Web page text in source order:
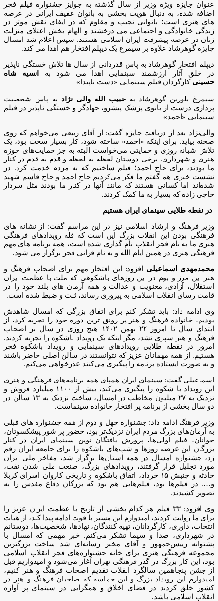
عنوان جایزه ویژه وزیر از سال گذشته به جوایز جشنواره فیلم فجر
اضافه شده، به دنبال هویت بخشی به بانوان عفیف ایرانی در عرصه
های هنری است؛ بانوانی نجیب و مقاوم که در ایفای نقش موثر در
زندگی خانوادگی و اجتماعی می درخشند و الهام بخش اعتلای منزلت
زنان در عرصه پیشرفت ایران اسلامی هستند. سپس اعلام شد امسال
جایزه گوهرشاد علاوه بر سیمرغ یک دیپلم افتخار هم اهدا می کند.
دیپلم افتخار گوهرشاد به پاس قدردانی از سال ها تلاش خستگی ناپذیر
در خلق آثار ارزشمند سینمایی اهدا می شود به
انسیه شاه
حسینیکارگردان فیلم سینمایی «دست ناپیدا»
سیمرغ بلورین گوهرشاد بهحبیب الله والی نژاد به پاس شخصیت
پردازی درست از بانوی پزشک پیشرو، جهادگر و خستگی ناپذیر در فیلم
سینمایی «احمد»
والی‌نژاد بعد از دریافت جایزه گفت: از آقای ربیعی می‌خواهم که روی
صحنه بیاید. برای اینکه «احمد» ساخته شود، کار بسیار سخت بود، یک
تلاش شبانه روزی و حمایتی می‌خواست البته به جز حمایت‌های حوزه
هنری و شهرداری. برخی دوستان لحظه به لحظه و قدم به قدم در کنار
ما بودند، برای حاج احمد؛ فیلم ساختیم که به مردم خدمت کرد. در
نشست خبری هم گفتم ما فکر می‌کردیم حاج احمد و حاج قاسم شهید
شده‌اند اما کسانی هستند که مانند آنها در کنار ما بودند مثل سردار
حاجی زاده که بسیار به ما کمک کردند.
در نقطه طلایی سینمای ایران هستیم
وزیر فرهنگ و ارشاد اسلامی نیز در این مراسم گفت: از نشانه های
فرهنگی بودن این انقلاب بزرگ این است که قله رویدادهای فرهنگی
هنری ما به نام فجر انقلاب نام گذاری شده است، همه برنامه های مهم
فرهنگی هنری در همین ایام الله و به نام قرانی فجر برگزار می شود.
محمدمهدی اسماعیلی افزود: این افتخار مهم برای اصحاب فرهنگ و
هنر این مرز و بوم در این روزهای باشکوهی که ملت با عظمت ایران
استقلال، آزادی، معنویت و عدالت و همه آرمان های بلند خود را در
قامت رسای انقلاب اسلامی به پیروزی رساند، ثبت و ضبط شده است.
وی ادامه داد: باید تشکر کنم برای اتفاق بزرگی که امسال شاهدش
بودیم، خانواده فرهنگ و هنر پر رونق ترین دوره خود را تجربه کرد، از
ابتدای سال تا امروز ۲۲ بهمن ۱۴۰۲ هیچ روزی در سال بر اصحاب
فرهنگ و هنر سپری نشد، مگر اینکه یک رویداد باشکوه را تجربه کردند.
امروز در نقطه طلایی رویدادهای سینمایی و رویداد باشکوه فجر
هستیم. از همه مهمانان عزیز که نتوانستند در سالن اصلی حاضر باشند
و به صورت ایستاده برنامه را پیگیری می‌کنند عذرخواهی می‌کنم.
اسماعیلی گفت: سینمای ایران همپای همه برنامه‌های فرهنگی و هنری
این رویداد با شکوه را پیگیری می‌کند، بیش از ۱۱۰۰ میلیارد فروش و
نزدیک به ۲۷ میلیون مخاطب در امسال، ساخت نزدیک به ۱۳ سالن در
دو سال بخشی از برنامه پر افتخار خانواده سینماست.
وزیر فرهنگ ادامه داد: جشنواره چهل و دوم از همه جشنواره های قبلی
به آرمان‌های بزرگ مردم ایران نزدیک‌تر بود، حضور پر شور پیشکسوتان،
جوانان، فیلم اولی‌ها، پرورش یافتگان نوین سینمای ایران در کنار
بزرگان این عرصه روزها و شب‌های باشکوه را برای جامعه ایران رقم
زد، جشنواره امسال در همه استان‌ها برگزار شد، مفاخر ملی ایران
مورد تجلیل قرار گرفتند، رویدادهای بزرگ، صنعت ملی شدن نفت،
حادثه و جنبش ۱۵ خرداد، اتفاق باشکوه و تاریخی کاروان اسرای کربلا
و…. در فیلم‌ها بود، فیلم‌هایی هم بود که بزرگان دفاع مقدس را به
تصویر کشیدند.
وی افزود: ۳۳ فیلم هر کدام بخشی از تاریخ با عظمت ایران عزیز را
برای ما روایت کردند، امیدوارم این مسیر با قوت ادامه پیدا کند، از هیات
انتخاب، داوری، کارگردانان، تهیه کنندگان، نهادها، شخصیت‌ها، دوستانم
در شهرداری، صدا و سیما تشکر می‌کنم. خبر مهمی که امسال با
پشتوانه رییس‌جمهور و آقای مخبر رسانه‌ای شد ساخت بزرگترین
مجموعه فرهنگی هنری برای خانه جشنواره‌های فجر انقلاب اسلامی
بود، این کار بزرگ در گذر فرهنگی تهران آغاز می‌شود و امیدواریم قبل
از جشن پنجاهمین سالگرد انقلاب تقدیم اصحاب فرهنگ و هنر کنیم،
امیدوارم این رویداد بزرگ و این حماسه که صاحبان فرهنگ و هنر در
کشور خلق کردند در فضای اخلاق و همگرایی در سینمای پر آوازه
انقلاب اسلامی باشد.